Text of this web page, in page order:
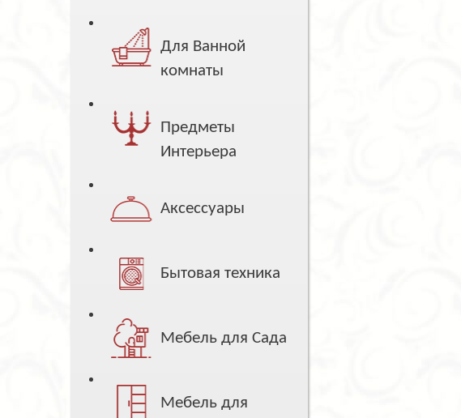
Для Ванной
комнаты
Предметы
Интерьера
Аксессуары
Бытовая техника
Мебель для Сада
Мебель для